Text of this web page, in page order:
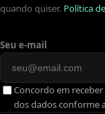
quando quiser. Política
Seu e-mail
Concordo em
dos dados conforme